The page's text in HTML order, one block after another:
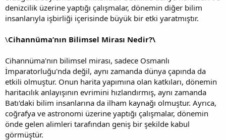
denizcilik üzerine yaptığı çalışmalar, dönemin diğer bilim
insanlarıyla işbirliği içerisinde büyük bir etki yaratmıştır.
\Cihannüma’nın Bilimsel Mirası Nedir?\
Cihannüma'nın bilimsel mirası, sadece Osmanlı
İmparatorluğu'nda değil, aynı zamanda dünya çapında da
etkili olmuştur. Onun harita yapımına olan katkıları, dönemin
haritacılık anlayışının evrimini hızlandırmış, aynı zamanda
Batı'daki bilim insanlarına da ilham kaynağı olmuştur. Ayrıca,
coğrafya ve astronomi üzerine yaptığı çalışmalar, dönemin
önde gelen alimleri tarafından geniş bir şekilde kabul
görmüştür.